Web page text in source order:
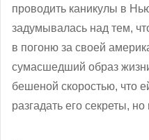
проводить каникулы в
задумывалась над тем,
в погоню за своей
сумасшедший образ
бешеной скоростью, что
разгадать его секреты,